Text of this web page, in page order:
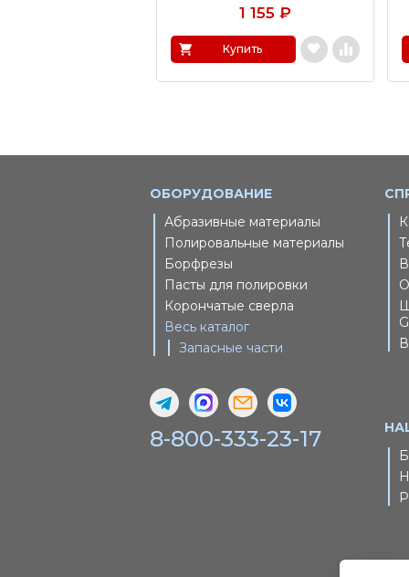
1 155 ₽
Купить
ОБОРУДОВАНИЕ
Абразивные материалы
Полировальные материалы
Борфрезы
Пасты для полировки
Корончатые сверла
Весь каталог
Запасные части
8-800-333-23-17